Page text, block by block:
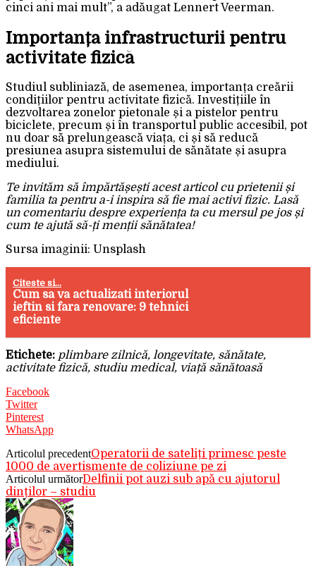
cinci ani mai mult”, a adăugat Lennert Veerman.
Importanța infrastructurii pentru
activitate fizică
Studiul subliniază, de asemenea, importanța creării
condițiilor pentru activitate fizică. Investițiile în
dezvoltarea zonelor pietonale și a pistelor pentru
biciclete, precum și în transportul public accesibil, pot
nu doar să prelungească viața, ci și să reducă
presiunea asupra sistemului de sănătate și asupra
mediului.
Te invităm să împărtășești acest articol cu prietenii și
familia ta pentru a-i inspira să fie mai activi fizic. Lasă
un comentariu despre experiența ta cu mersul pe jos și
cum te ajută să-ți menții sănătatea!
Sursa imaginii: Unsplash
Citeste si...
Cum sa va actualizati interiorul
ieftin si fara renovare: 9 tehnici
eficiente
Etichete: plimbare zilnică, longevitate, sănătate,
activitate fizică, studiu medical, viață sănătoasă
Facebook
Twitter
Pinterest
WhatsApp
Articolul precedentOperatorii de sateliți primesc peste
1000 de avertismente de coliziune pe zi
Articolul următorDelfinii pot auzi sub apă cu ajutorul
dinților – studiu